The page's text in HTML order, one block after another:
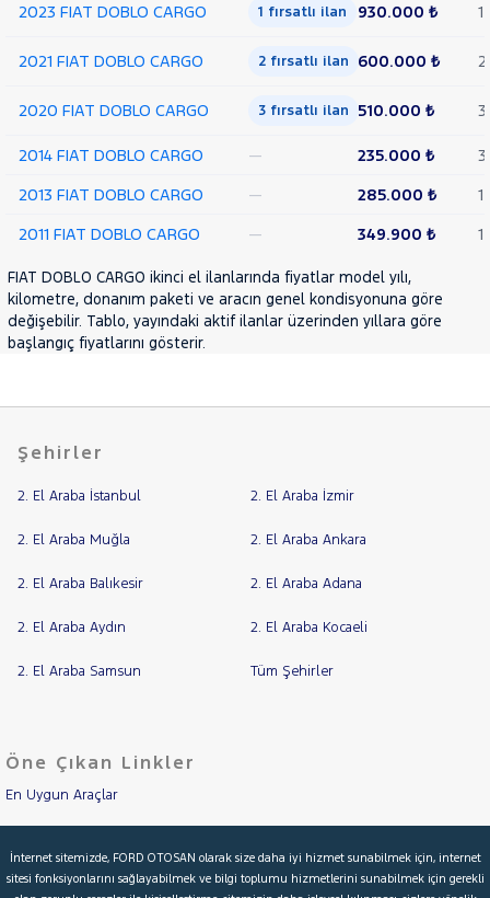
2023 FIAT DOBLO CARGO 1 fırsatlı ilan 930.000 ₺ 1
2021 FIAT DOBLO CARGO 2 fırsatlı ilan 600.000 ₺ 2
2020 FIAT DOBLO CARGO 3 fırsatlı ilan 510.000 ₺ 3
2014 FIAT DOBLO CARGO — 235.000 ₺
3
2013 FIAT DOBLO CARGO
— 285.000 ₺
1
2011 FIAT DOBLO CARGO
— 349.900 ₺ 1
FIAT DOBLO CARGO ikinci el ilanlarında fiyatlar model yılı,
kilometre, donanım paketi ve aracın genel kondisyonuna göre
değişebilir. Tablo, yayındaki aktif ilanlar üzerinden yıllara göre
başlangıç fiyatlarını gösterir.
Şehirler
2. El Araba İstanbul 2. El Araba İzmir
2. El Araba Muğla 2. El Araba Ankara
2. El Araba Balıkesir 2. El Araba Adana
2. El Araba Aydın 2. El Araba Kocaeli
2. El Araba Samsun Tüm Şehirler
Öne Çıkan Linkler
En Uygun Araçlar
İkinci El Garanti
İnternet sitemizde, FORD OTOSAN olarak size daha iyi hizmet sunabilmek için, internet
sitesi fonksiyonlarını sağlayabilmek ve bilgi toplumu hizmetlerini sunabilmek için gerekli